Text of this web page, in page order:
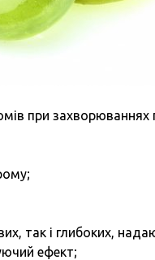
при захворюваннях
так і глибоких,
ефект;